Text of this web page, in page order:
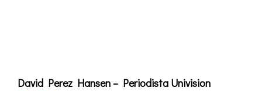
David Perez Hansen – Periodista Univision